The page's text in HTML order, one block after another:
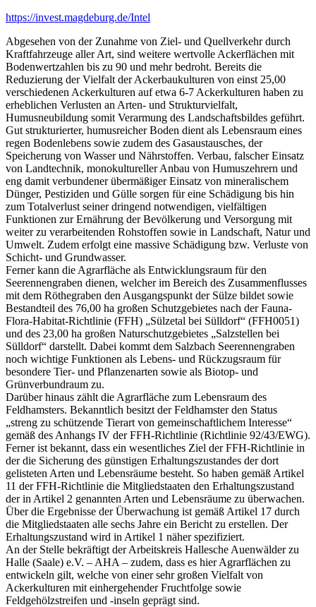
https://invest.magdeburg.de/Intel
Abgesehen von der Zunahme von Ziel- und Quellverkehr durch
Kraftfahrzeuge aller Art, sind weitere wertvolle Ackerflächen mit
Bodenwertzahlen bis zu 90 und mehr bedroht. Bereits die
Reduzierung der Vielfalt der Ackerbaukulturen von einst 25,00
verschiedenen Ackerkulturen auf etwa 6-7 Ackerkulturen haben zu
erheblichen Verlusten an Arten- und Strukturvielfalt,
Humusneubildung somit Verarmung des Landschaftsbildes geführt.
Gut strukturierter, humusreicher Boden dient als Lebensraum eines
regen Bodenlebens sowie zudem des Gasaustausches, der
Speicherung von Wasser und Nährstoffen. Verbau, falscher Einsatz
von Landtechnik, monokultureller Anbau von Humuszehrern und
eng damit verbundener übermäßiger Einsatz von mineralischem
Dünger, Pestiziden und Gülle sorgen für eine Schädigung bis hin
zum Totalverlust seiner dringend notwendigen, vielfältigen
Funktionen zur Ernährung der Bevölkerung und Versorgung mit
weiter zu verarbeitenden Rohstoffen sowie in Landschaft, Natur und
Umwelt. Zudem erfolgt eine massive Schädigung bzw. Verluste von
Schicht- und Grundwasser.
Ferner kann die Agrarfläche als Entwicklungsraum für den
Seerennengraben dienen, welcher im Bereich des Zusammenflusses
mit dem Röthegraben den Ausgangspunkt der Sülze bildet sowie
Bestandteil des 76,00 ha großen Schutzgebietes nach der Fauna-
Flora-Habitat-Richtlinie (FFH) „Sülzetal bei Sülldorf“ (FFH0051)
und des 23,00 ha großen Naturschutzgebietes „Salzstellen bei
Sülldorf“ darstellt. Dabei kommt dem Salzbach Seerennengraben
noch wichtige Funktionen als Lebens- und Rückzugsraum für
besondere Tier- und Pflanzenarten sowie als Biotop- und
Grünverbundraum zu.
Darüber hinaus zählt die Agrarfläche zum Lebensraum des
Feldhamsters. Bekanntlich besitzt der Feldhamster den Status
„streng zu schützende Tierart von gemeinschaftlichem Interesse“
gemäß des Anhangs IV der FFH-Richtlinie (Richtlinie 92/43/EWG).
Ferner ist bekannt, dass ein wesentliches Ziel der FFH-Richtlinie in
der die Sicherung des günstigen Erhaltungszustandes der dort
gelisteten Arten und Lebensräume besteht. So haben gemäß Artikel
11 der FFH-Richtlinie die Mitgliedstaaten den Erhaltungszustand
der in Artikel 2 genannten Arten und Lebensräume zu überwachen.
Über die Ergebnisse der Überwachung ist gemäß Artikel 17 durch
die Mitgliedstaaten alle sechs Jahre ein Bericht zu erstellen. Der
Erhaltungszustand wird in Artikel 1 näher spezifiziert.
An der Stelle bekräftigt der Arbeitskreis Hallesche Auenwälder zu
Halle (Saale) e.V. – AHA – zudem, dass es hier Agrarflächen zu
entwickeln gilt, welche von einer sehr großen Vielfalt von
Ackerkulturen mit einhergehender Fruchtfolge sowie
Feldgehölzstreifen und -inseln geprägt sind.